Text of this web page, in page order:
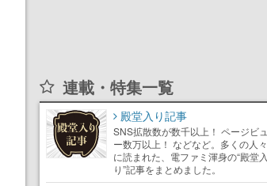
連載・特集一覧
殿堂入り記事
SNS拡散数が数千以上！ ページビュ
ー数万以上！ などなど。多くの人々
に読まれた、電ファミ渾身の“殿堂入
り”記事をまとめました。